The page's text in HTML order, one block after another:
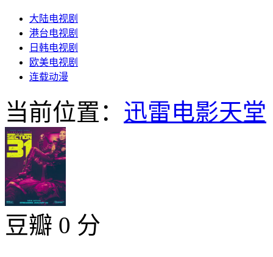
大陆电视剧
港台电视剧
日韩电视剧
欧美电视剧
连载动漫
当前位置： 迅雷电影天堂
豆瓣 0 分